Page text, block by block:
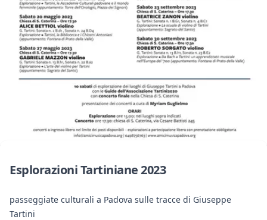
Esplorazioni Tartiniane 2023
passeggiate culturali a Padova sulle tracce di Giuseppe
Tartini